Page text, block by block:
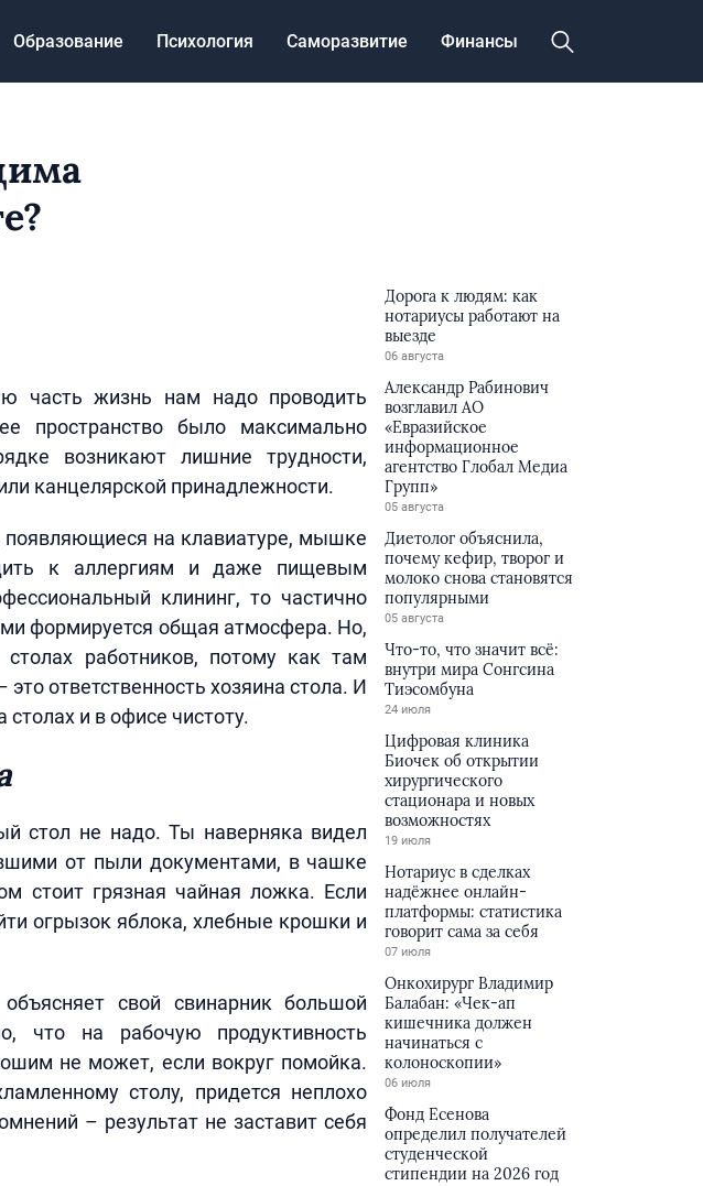
Образование Психология Саморазвитие Финансы
часть жизнь нам надо проводить
пространство было максимально
возникают лишние трудности,
канцелярской принадлежности.
на клавиатуре, мышке
к аллергиям и даже пищевым
клининг, то частично
формируется общая атмосфера. Но,
работников, потому как там
ответственность хозяина стола. И
и в офисе чистоту.
стол не надо. Ты наверняка видел
от пыли документами, в чашке
стоит грязная чайная ложка. Если
огрызок яблока, хлебные крошки и
свой свинарник большой
что на рабочую продуктивность
не может, если вокруг помойка.
столу, придется неплохо
– результат не заставит себя
Дорога к людям: как
нотариусы работают на
выезде
06 августа
Александр Рабинович
возглавил АО
«Евразийское
информационное
агентство Глобал Медиа
Групп»
05 августа
Диетолог объяснила,
почему кефир, творог и
молоко снова становятся
популярными
05 августа
Что-то, что значит всё:
внутри мира Сонгсина
Тиэсомбуна
24 июля
Цифровая клиника
Биочек об открытии
хирургического
стационара и новых
возможностях
19 июля
Нотариус в сделках
надёжнее онлайн-
платформы: статистика
говорит сама за себя
07 июля
Онкохирург Владимир
Балабан: «Чек-ап
кишечника должен
начинаться с
колоноскопии»
06 июля
Фонд Есенова
определил получателей
студенческой
стипендии на 2026 год